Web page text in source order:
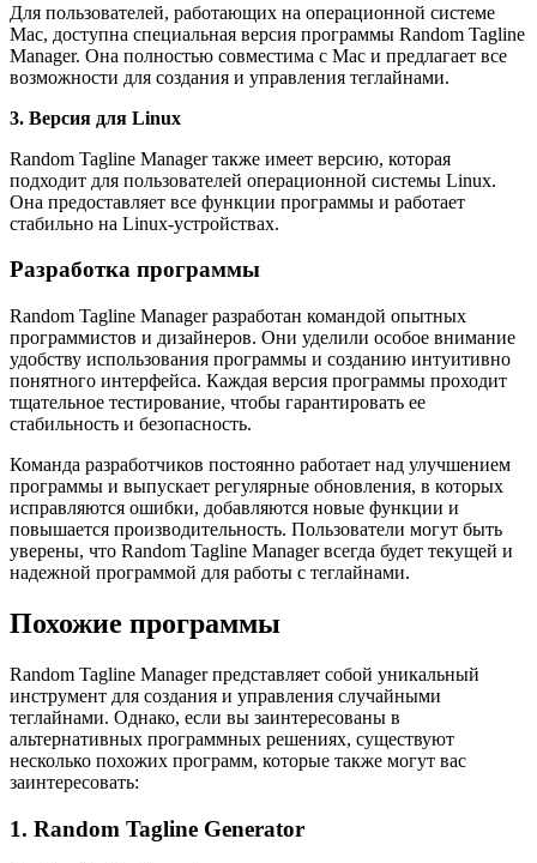
Для пользователей, работающих на операционной системе
Mac, доступна специальная версия программы Random Tagline
Manager. Она полностью совместима с Mac и предлагает все
возможности для создания и управления теглайнами.
3. Версия для Linux
Random Tagline Manager также имеет версию, которая
подходит для пользователей операционной системы Linux.
Она предоставляет все функции программы и работает
стабильно на Linux-устройствах.
Разработка программы
Random Tagline Manager разработан командой опытных
программистов и дизайнеров. Они уделили особое внимание
удобству использования программы и созданию интуитивно
понятного интерфейса. Каждая версия программы проходит
тщательное тестирование, чтобы гарантировать ее
стабильность и безопасность.
Команда разработчиков постоянно работает над улучшением
программы и выпускает регулярные обновления, в которых
исправляются ошибки, добавляются новые функции и
повышается производительность. Пользователи могут быть
уверены, что Random Tagline Manager всегда будет текущей и
надежной программой для работы с теглайнами.
Похожие программы
Random Tagline Manager представляет собой уникальный
инструмент для создания и управления случайными
теглайнами. Однако, если вы заинтересованы в
альтернативных программных решениях, существуют
несколько похожих программ, которые также могут вас
заинтересовать:
1. Random Tagline Generator